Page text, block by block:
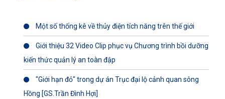
Một số thống kê về thủy điện tích năng trên thế giới
Giới thiệu 32 Video Clip phục vụ Chương trình bồi dưỡng
kiến thức quản lý an toàn đập
"Giới hạn đỏ" trong dự án Trục đại lộ cảnh quan sông
Hồng [GS.Trần Đình Hợi]